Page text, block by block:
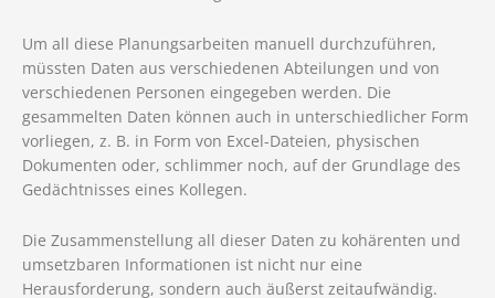
Um all diese Planungsarbeiten manuell durchzuführen,
müssten Daten aus verschiedenen Abteilungen und von
verschiedenen Personen eingegeben werden. Die
gesammelten Daten können auch in unterschiedlicher Form
vorliegen, z. B. in Form von Excel-Dateien, physischen
Dokumenten oder, schlimmer noch, auf der Grundlage des
Gedächtnisses eines Kollegen.
Die Zusammenstellung all dieser Daten zu kohärenten und
umsetzbaren Informationen ist nicht nur eine
Herausforderung, sondern auch äußerst zeitaufwändig.